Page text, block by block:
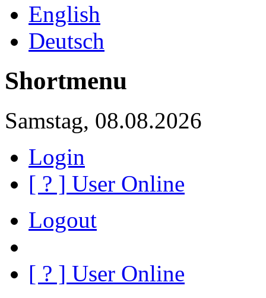
English
Deutsch
Shortmenu
Samstag, 08.08.2026
Login
[ ? ] User Online
Logout
[ ? ] User Online